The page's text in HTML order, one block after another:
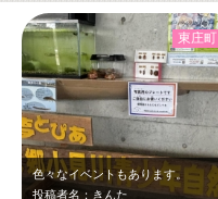
色々なイベントもあります。
投稿者名：きんた
東庄町